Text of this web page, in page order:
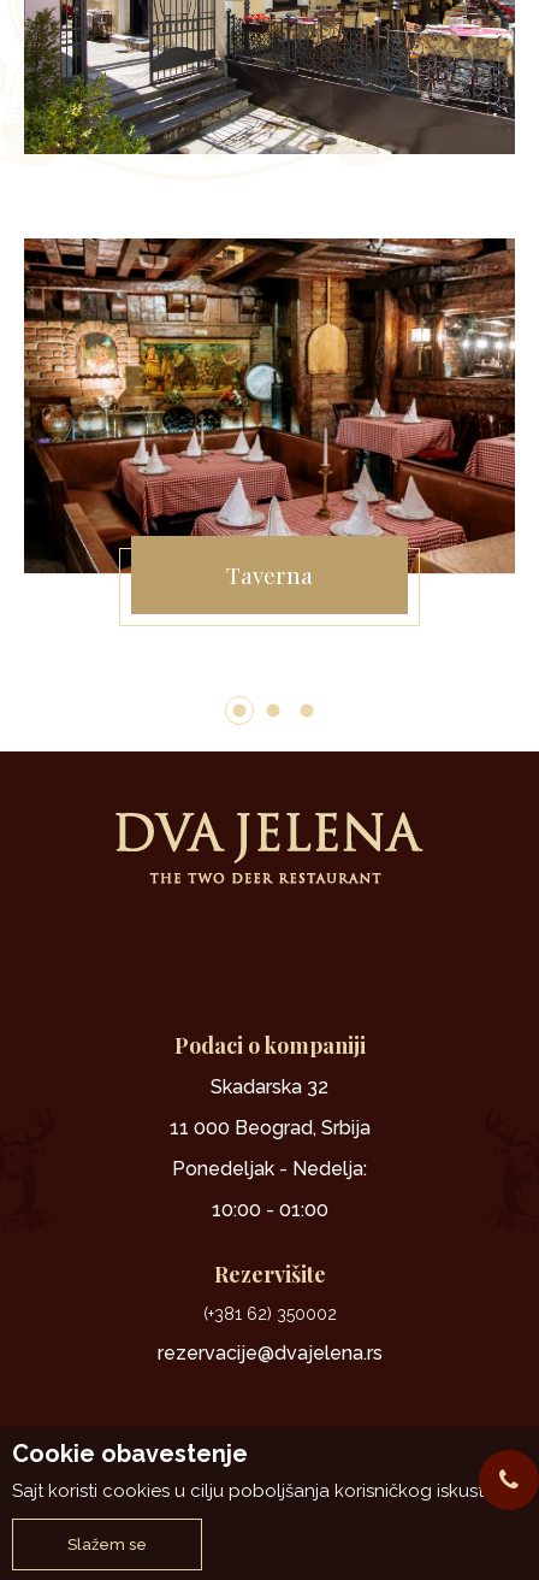
Taverna
1 2 3
Podaci o kompaniji
Skadarska 32
11 000 Beograd, Srbija
Ponedeljak - Nedelja:
10:00 - 01:00
Rezervišite
(+381 62) 350002
rezervacije@dvajelena.rs
@2026 www.dvajelena.rs
Cookie obavestenje
Sajt koristi cookies u cilju poboljšanja korisničkog iskustva.
Slažem se